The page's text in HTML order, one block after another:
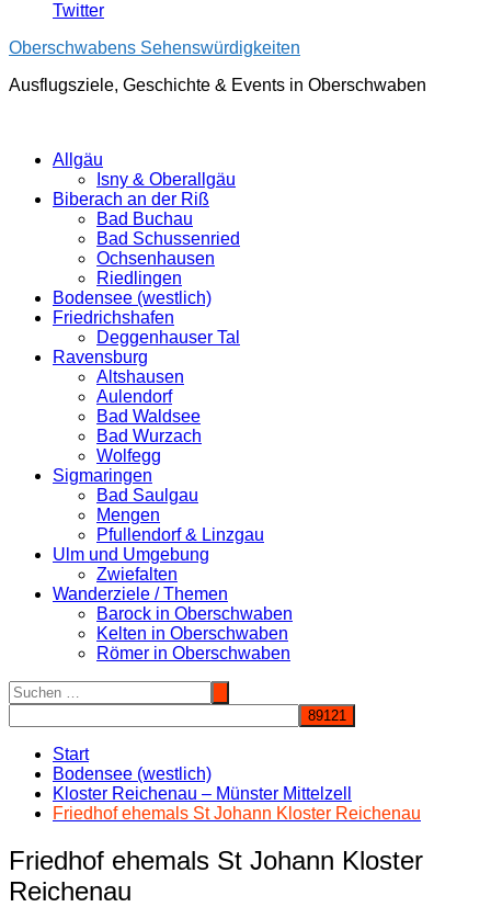
Twitter
Oberschwabens Sehenswürdigkeiten
Ausflugsziele, Geschichte & Events in Oberschwaben
Allgäu
Isny & Oberallgäu
Biberach an der Riß
Bad Buchau
Bad Schussenried
Ochsenhausen
Riedlingen
Bodensee (westlich)
Friedrichshafen
Deggenhauser Tal
Ravensburg
Altshausen
Aulendorf
Bad Waldsee
Bad Wurzach
Wolfegg
Sigmaringen
Bad Saulgau
Mengen
Pfullendorf & Linzgau
Ulm und Umgebung
Zwiefalten
Wanderziele / Themen
Barock in Oberschwaben
Kelten in Oberschwaben
Römer in Oberschwaben
Start
Bodensee (westlich)
Kloster Reichenau – Münster Mittelzell
Friedhof ehemals St Johann Kloster Reichenau
Friedhof ehemals St Johann Kloster
Reichenau